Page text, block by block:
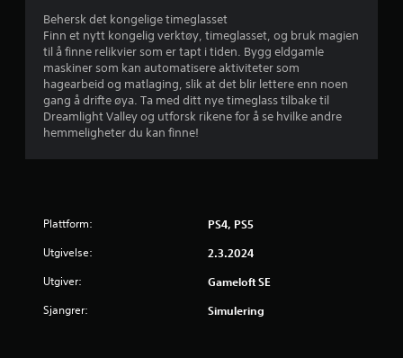
e
r
n
Behersk det kongelige timeglasset
Finn et nytt kongelig verktøy, timeglasset, og bruk magien
til å finne relikvier som er tapt i tiden. Bygg eldgamle
maskiner som kan automatisere aktiviteter som
hagearbeid og matlaging, slik at det blir lettere enn noen
gang å drifte øya. Ta med ditt nye timeglass tilbake til
Dreamlight Valley og utforsk rikene for å se hvilke andre
hemmeligheter du kan finne!
Plattform: PS4, PS5
Utgivelse: 2.3.2024
Utgiver: Gameloft SE
Sjangrer: Simulering